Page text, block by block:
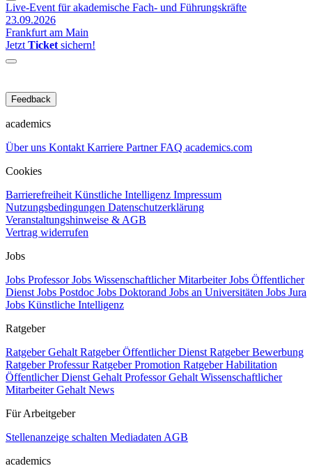
Live-Event für akademische Fach- und Führungskräfte
23.09.2026
Frankfurt am Main
Jetzt Ticket sichern!
Feedback
academics
Über uns Kontakt Karriere PartnerFAQ academics.com
Cookies
Barrierefreiheit Künstliche Intelligenz Impressum
Nutzungsbedingungen Datenschutzerklärung
Veranstaltungshinweise & AGB
Vertrag widerrufen
Jobs
Jobs ProfessorJobs Wissenschaftlicher MitarbeiterJobs Öffentlicher
Dienst Jobs Postdoc Jobs Doktorand Jobs an Universitäten Jobs Jura
Jobs Künstliche Intelligenz
Ratgeber
Ratgeber Gehalt Ratgeber Öffentlicher Dienst Ratgeber Bewerbung
Ratgeber ProfessurRatgeber Promotion Ratgeber Habilitation
Öffentlicher Dienst Gehalt Professor Gehalt Wissenschaftlicher
Mitarbeiter Gehalt News
Für Arbeitgeber
Stellenanzeige schalten Mediadaten AGB
academics